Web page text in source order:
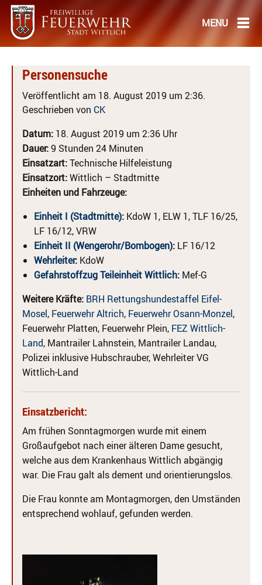
Personensuche
Veröffentlicht am 18. August 2019 um 2:36.
Geschrieben von CK
Datum: 18. August 2019 um 2:36 Uhr
Dauer:9 Stunden 24 Minuten
Einsatzart:Technische Hilfeleistung
Einsatzort:Wittlich – Stadtmitte
Einheiten und Fahrzeuge:
Einheit I (Stadtmitte): KdoW 1, ELW 1, TLF 16/25,
LF 16/12, VRW
Einheit II (Wengerohr/Bombogen): LF 16/12
Wehrleiter: KdoW
Gefahrstoffzug Teileinheit Wittlich: Mef-G
Weitere Kräfte: BRH Rettungshundestaffel Eifel-
Mosel, Feuerwehr Altrich, Feuerwehr Osann-Monzel,
Feuerwehr Platten, Feuerwehr Plein, FEZ Wittlich-
Land, Mantrailer Lahnstein, Mantrailer Landau,
Polizei inklusive Hubschrauber, Wehrleiter VG
Wittlich-Land
Einsatzbericht:
Am frühen Sonntagmorgen wurde mit einem
Großaufgebot nach einer älteren Dame gesucht,
welche aus dem Krankenhaus Wittlich abgängig
war. Die Frau galt als dement und orientierungslos.
Die Frau konnte am Montagmorgen, den Umständen
entsprechend wohlauf, gefunden werden.